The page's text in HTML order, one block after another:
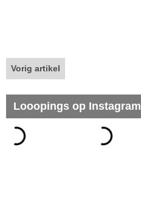
Vorig artikel
Looopings op Instagram